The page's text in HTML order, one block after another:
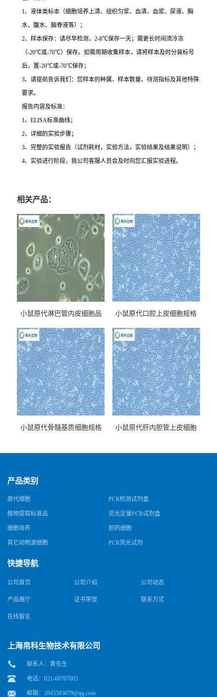
1、液体类标本（细胞培养上清、组织匀浆、血清、血浆、尿液、胸
水、腹水、脑脊液等）；
2、样本保存：请尽早检测，2-8℃保存一天；需更长时间须冷冻
（-20℃或-70℃）保存。如需周期收集样本，请将样本及时分装标号
后，置-20℃或-70℃保存；
3、请提前告诉我们：您样本的种属、样本数量、待测指标及其他特殊
要求。
报告内容及标准：
1、ELISA标准曲线；
2、详细的实验步骤；
3、完整的实验报告（试剂耗材，实验方法，实验结果及结果说明）；
4、实验进行阶段，我公司客服人员会及时向您汇报实验进程。
相关产品：
小鼠原代淋巴管内皮细胞品
小鼠原代口腔上皮细胞规格
小鼠原代骨髓基质细胞规格
小鼠原代肝内胆管上皮细胞
产品类别
原代细胞 PCR检测试剂盒
植物提取标准品 荧光定量PCR试剂盒
细胞培养 耐药细胞
其它动物源细胞 PCR荧光试剂
快捷导航
公司首页 公司介绍 公司动态
产品展厅 证书荣誉 联系方式
在线留言
上海帛科生物技术有限公司
联系人：黄先生
电话：021-60767003
邮箱： 2843593679@qq.com